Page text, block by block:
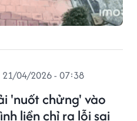
'nuốt chửng' vào
liền chỉ ra lỗi sai
21/04/2026 - 07:38